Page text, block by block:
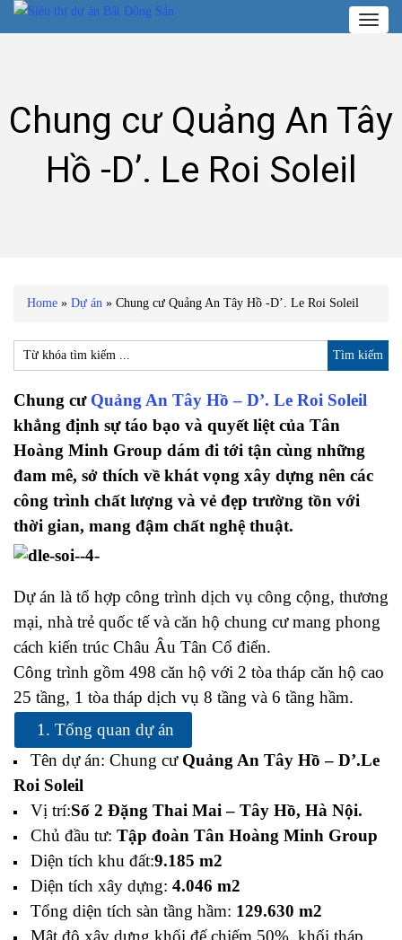
Toggle
Chung cư Quảng An Tây
Hồ -D’. Le Roi Soleil
Home » Dự án » Chung cư Quảng An Tây Hồ -D’. Le Roi Soleil
Chung cư Quảng An Tây Hồ – D’. Le Roi Soleil
khẳng định sự táo bạo và quyết liệt của Tân
Hoàng Minh Group dám đi tới tận cùng những
đam mê, sở thích về khát vọng xây dựng nên các
công trình chất lượng và vẻ đẹp trường tồn với
thời gian, mang đậm chất nghệ thuật.
Dự án là tổ hợp công trình dịch vụ công cộng, thương
mại, nhà trẻ quốc tế và căn hộ chung cư mang phong
cách kiến trúc Châu Âu Tân Cổ điển.
Công trình gồm 498 căn hộ với 2 tòa tháp căn hộ cao
25 tầng, 1 tòa tháp dịch vụ 8 tầng và 6 tầng hầm.
1. Tổng quan dự án
Tên dự án: Chung cư Quảng An Tây Hồ – D’.Le
Roi Soleil
Vị trí:Số 2 Đặng Thai Mai – Tây Hồ, Hà Nội.
Chủ đầu tư: Tập đoàn Tân Hoàng Minh Group
Diện tích khu đất:9.185 m2
Diện tích xây dựng: 4.046 m2
Tổng diện tích sàn tầng hầm: 129.630 m2
Mật độ xây dựng khối đế chiếm 50%, khối tháp